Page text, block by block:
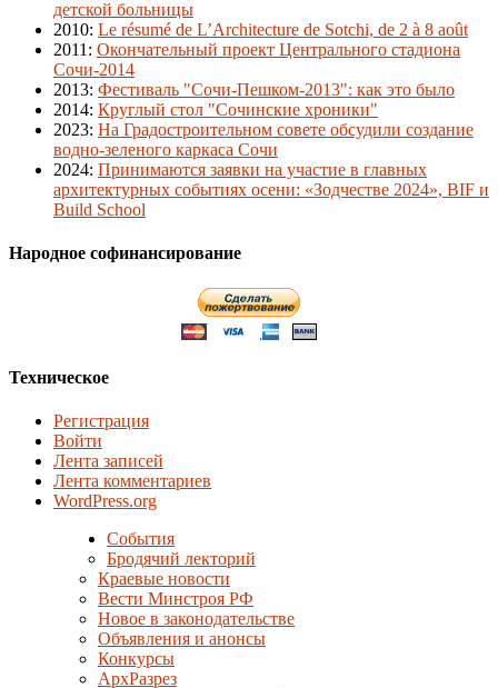
детской больницы
2010: Le résumé de L’Architecture de Sotchi, de 2 à 8 août
2011 : Окончательный проект Центрального стадиона
Сочи-2014
2013: Фестиваль "Сочи-Пешком-2013": как это было
2014: Круглый стол "Сочинские хроники"
2023: На Градостроительном совете обсудили создание
водно-зеленого каркаса Сочи
2024: Принимаются заявки на участие в главных
архитектурных событиях осени: «Зодчестве 2024», BIF и
Build School
Народное софинансирование
Техническое
Регистрация
Войти
Лента записей
Лента комментариев
WordPress.org
События
Бродячий лекторий
Краевые новости
Вести Минстроя РФ
Новое в законодательстве
Объявления и анонсы
Конкурсы
АрхРазрез